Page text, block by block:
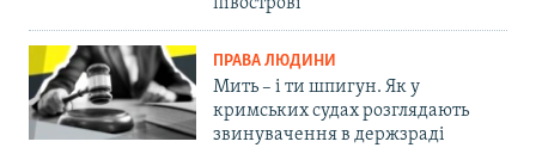
півострові
ПРАВА ЛЮДИНИ
Мить – і ти шпигун. Як у
кримських судах розглядають
звинувачення в держзраді